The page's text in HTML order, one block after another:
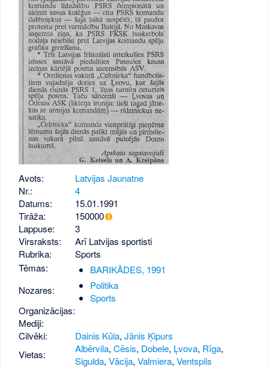
Avots:
Latvijas Jaunatne
Nr.:
4
Datums:
15.01.1991
Tirāža:
150000
Lappuse:
3
Virsraksts:
Arī Latvijas sportisti
Rubrika:
Sports
Tēmas:
BARIKĀDES, 1991
Nozares:
Politika
Sports
Organizācijas:
Mediji:
Cilvēki:
Dainis Kūla,Jānis Ķipurs
Vietas:
Albērvila,Cēsis, Dobele, Ļvova, Rīga,
Sigulda,Vācija,Valmiera,Ventspils